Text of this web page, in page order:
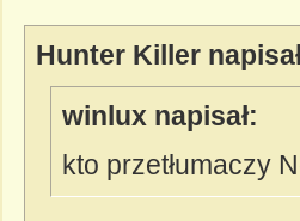
Hunter Killer
winlux napisał:
kto przetłumaczy